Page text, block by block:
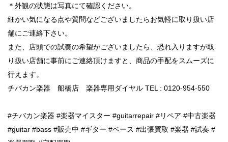
＊外観の状態は写真にて確認ください。
細かい気になる点や質問などございましたらお気軽に取り扱い店
舗にご連絡下さい。
また、店頭での試奏の希望がございましたら、恐れ入りますが取
り扱い店舗に事前にご連絡頂けますと、商品の手配をスムーズに
行えます。
チバカン楽器 船橋店 楽器専用ダイヤル TEL : 0120-954-550
#チバカン楽器 #楽器マイスター #guitarrepair #リペア #中古楽器
#guitar #bass #販売中 #ギター #ベース #出張買取 #楽器 #試奏 #